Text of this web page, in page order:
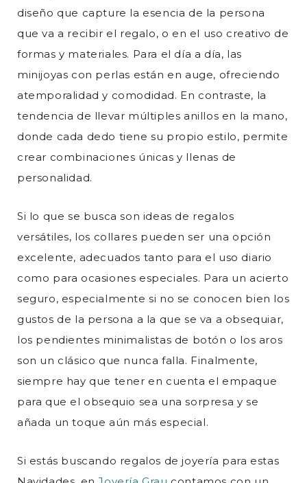
diseño que capture la esencia de la persona
que va a recibir el regalo, o en el uso creativo de
formas y materiales. Para el día a día, las
minijoyas con perlas están en auge, ofreciendo
atemporalidad y comodidad. En contraste, la
tendencia de llevar múltiples anillos en la mano,
donde cada dedo tiene su propio estilo, permite
crear combinaciones únicas y llenas de
personalidad.
Si lo que se busca son ideas de regalos
versátiles, los collares pueden ser una opción
excelente, adecuados tanto para el uso diario
como para ocasiones especiales. Para un acierto
seguro, especialmente si no se conocen bien los
gustos de la persona a la que se va a obsequiar,
los pendientes minimalistas de botón o los aros
son un clásico que nunca falla. Finalmente,
siempre hay que tener en cuenta el empaque
para que el obsequio sea una sorpresa y se
añada un toque aún más especial.
Si estás buscando regalos de joyería para estas